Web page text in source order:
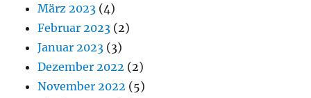
März 2023 (4)
Februar 2023 (2)
Januar 2023 (3)
Dezember 2022 (2)
November 2022 (5)